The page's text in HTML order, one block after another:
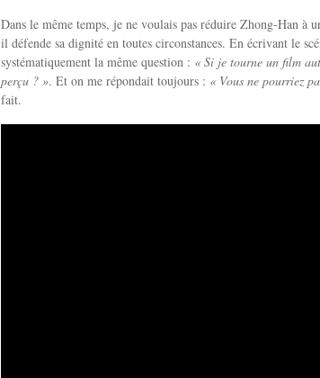
Dans le même temps, je ne voulais pas réduire Zhong-Han à
il défende sa dignité en toutes circonstances. En écrivant le
systématiquement la même question : « Si je tourne un film
perçu ? ». Et on me répondait toujours : « Vous ne pourriez
fait.